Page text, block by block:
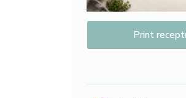
Print recept